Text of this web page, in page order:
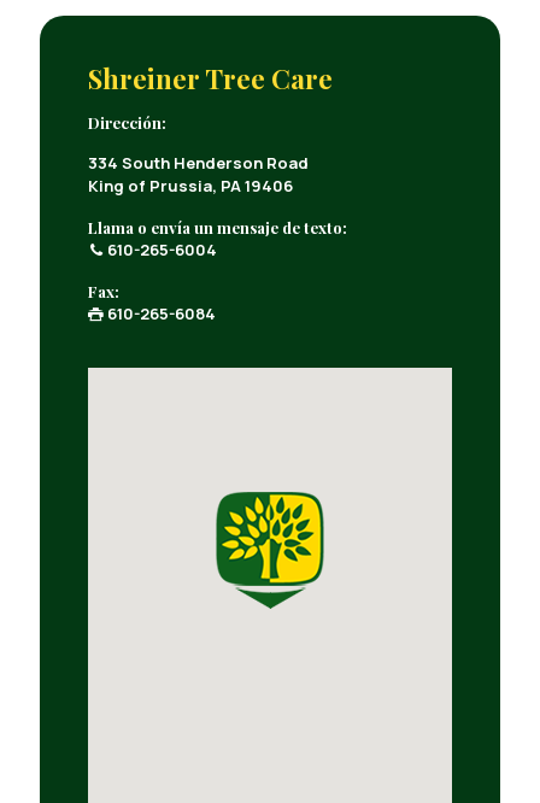
Shreiner Tree Care
Dirección:
334 South Henderson Road
King of Prussia, PA 19406
Llama o envía un mensaje de texto:
610-265-6004
Fax:
610-265-6084